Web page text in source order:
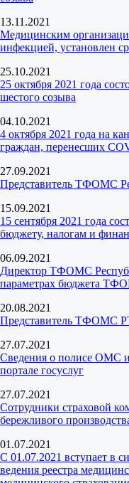
13.11.2021
Медицинским
инфекцией, установлен
25.10.2021
25 октября 2021 года
шестого созыва
04.10.2021
4 октября 2021 года на
граждан, перенесших
27.09.2021
Представитель ТФОМС
15.09.2021
15 сентября 2021 года
бюджету, налогам и
06.09.2021
Директор ТФОМС
параметрах бюджета
20.08.2021
Представитель ТФОМС
27.07.2021
Сведения о полисе ОМС
портале госуслуг
27.07.2021
Сотрудники страховой
бережливого
01.07.2021
С 01.07.2021 вступает в
ведения реестра